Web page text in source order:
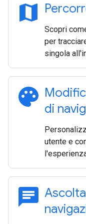
map
Scopri
per
singola
palette di
utente e
chat